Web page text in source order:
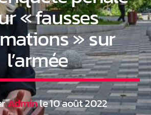
« fausses
» sur
l’armée
Adminle 10 août 2022